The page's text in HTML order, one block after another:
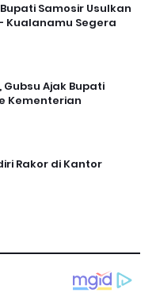
Samosir Usulkan
Kualanamu Segera
Ajak Bupati
Kementerian
Rakor di Kantor